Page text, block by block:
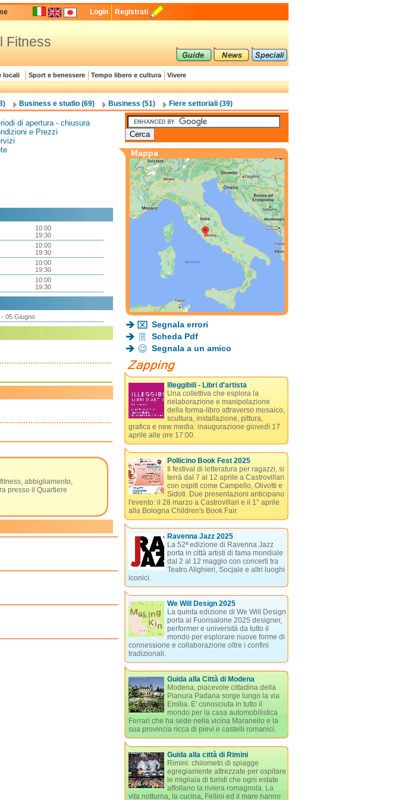
Login Registrati
Fitness
locali Sport e benessere Tempo libero e cultura Vivere
Business e studio (69) Business (51) Fiere settoriali (39)
di apertura - chiusura
e Prezzi
10:00
19:30
10:00
19:30
10:00
19:30
10:00
19:30
05 Giugno
abbigliamento,
presso il Quartiere
Mappa
Segnala errori
Scheda Pdf
Segnala a un amico
Illeggibili - Libri d'artista
Una collettiva che esplora la
rielaborazione e manipolazione
della forma-libro attraverso mosaico,
scultura, installazione, pittura,
grafica e new media: inaugurazione giovedì 17
aprile alle ore 17:00.
Pollicino Book Fest 2025
Il festival di letteratura per ragazzi, si
terrà dal 7 al 12 aprile a Castrovillari
con ospiti come Campello, Olivotti e
Sidoti. Due presentazioni anticipano
l'evento: il 28 marzo a Castrovillari e il 1° aprile
alla Bologna Children's Book Fair.
Ravenna Jazz 2025
La 52ª edizione di Ravenna Jazz
porta in città artisti di fama mondiale
dal 2 al 12 maggio con concerti tra
Teatro Alighieri, Socjale e altri luoghi
iconici.
We Will Design 2025
La quinta edizione di We Will Design
porta al Fuorisalone 2025 designer,
performer e università da tutto il
mondo per esplorare nuove forme di
connessione e collaborazione oltre i confini
tradizionali.
Guida alla Città di Modena
Modena, piacevole cittadina della
Pianura Padana sorge lungo la via
Emilia. E' conosciuta in tutto il
mondo per la casa automobilistica
Ferrari che ha sede nella vicina Maranello e la
sua provincia ricca di pievi e castelli romanici.
Guida alla città di Rimini
Rimini: chilometri di spiagge
egregiamente attrezzate per ospitare
le migliaia di turisti che ogni estate
affollano la riviera romagnola. La
vita notturna, la cucina, Fellini ed il mare hanno